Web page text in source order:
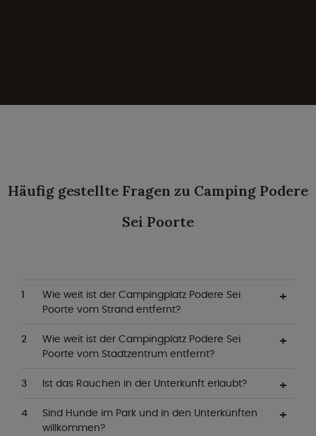
Häufig gestellte Fragen zu Camping Podere
Sei Poorte
Wie weit ist der Campingplatz Podere Sei
Poorte vom Strand entfernt?
Wie weit ist der Campingplatz Podere Sei
Poorte vom Stadtzentrum entfernt?
Ist das Rauchen in der Unterkunft erlaubt?
Sind Hunde im Park und in den Unterkünften
willkommen?